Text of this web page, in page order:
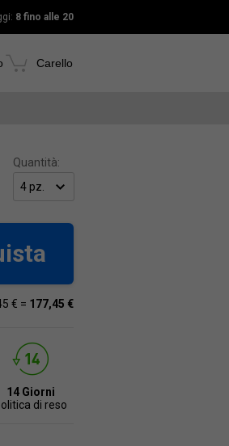
8 fino alle 20
Carello
Quantità:
€ = 177,45 €
14 Giorni
di reso